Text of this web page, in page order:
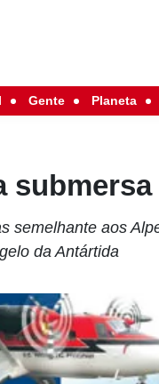
Gente Planeta
submersa
semelhante aos
da Antártida